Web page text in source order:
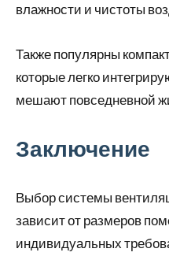
влажности и чистоты
Также популярны
которые легко
мешают повседневной
Заключение
Выбор системы
зависит от размеров
индивидуальных